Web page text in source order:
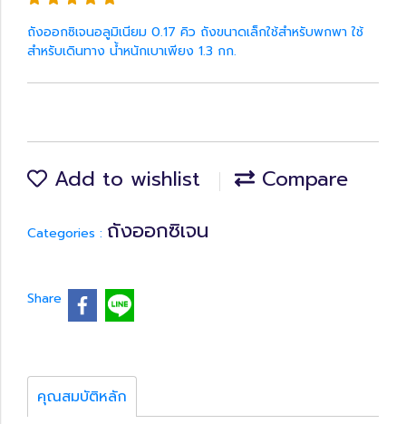
ถังออกซิเจนอลูมิเนียม 0.17 คิว ถังขนาดเล็กใช้สำหรับพกพา ใช้
สำหรับเดินทาง น้ำหนักเบาเพียง 1.3 กก.
Add to wishlist Compare
Categories : ถังออกซิเจน
Share
คุณสมบัติหลัก